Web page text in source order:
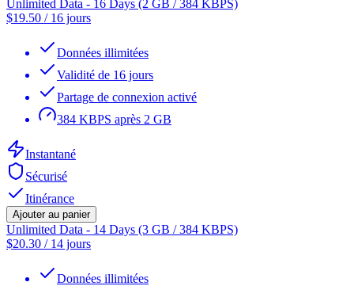
Unlimited Data - 16 Days (2 GB / 384 KBPS)
$19.50 / 16 jours
Données illimitées
Validité de 16 jours
Partage de connexion activé
384 KBPS après 2 GB
Instantané
Sécurisé
Itinérance
Ajouter au panier
Unlimited Data - 14 Days (3 GB / 384 KBPS)
$20.30 / 14 jours
Données illimitées